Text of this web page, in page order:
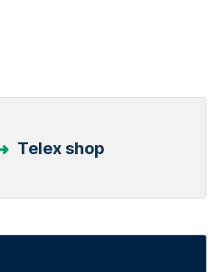
Telex shop